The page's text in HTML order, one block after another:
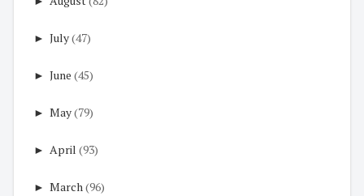
► July(47)
► June (45)
► May(79)
► April (93)
► March(96)